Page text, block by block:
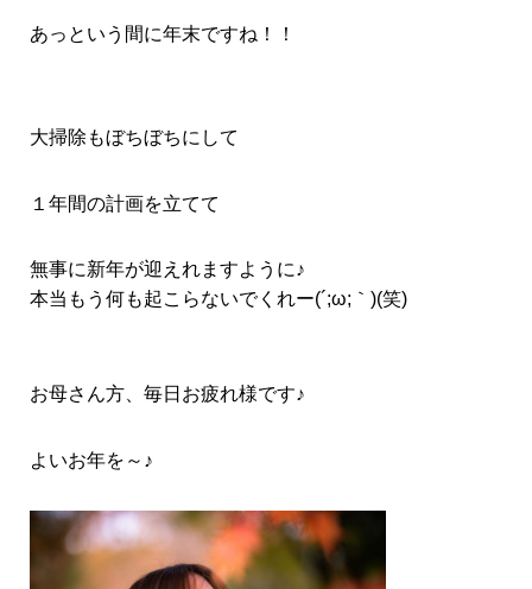
あっという間に年末ですね！！
大掃除もぼちぼちにして
１年間の計画を立てて
無事に新年が迎えれますように♪
本当もう何も起こらないでくれー(´;ω;｀)(笑)
お母さん方、毎日お疲れ様です♪
よいお年を～♪